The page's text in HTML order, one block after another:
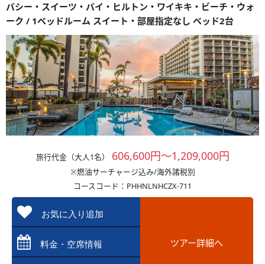
バシー・スイーツ・バイ・ヒルトン・ワイキキ・ビーチ・ウォ
ーク / 1ベッドルーム スイート・部屋指定なし ベッド2台
旅行代金（大人1名） 606,600円～1,209,000円
※燃油サーチャージ込み/海外諸税別
コースコード：PHHNLNHCZX-711
お気に入り追加
料金・空席情報 ツアー詳細へ